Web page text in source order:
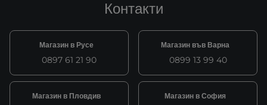
Контакти
Магазин в Русе
0897 61 21 90
Магазин във Варна
0899 13 99 40
Магазин в Пловдив Магазин в София